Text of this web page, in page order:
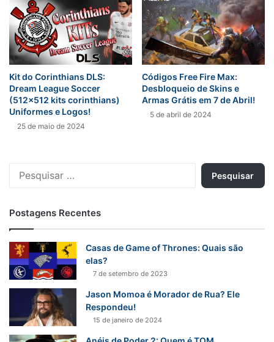
Kit do Corinthians DLS:
Dream League Soccer
(512×512 kits corinthians)
Uniformes e Logos!
25 de maio de 2024
Códigos Free Fire Max:
Desbloqueio de Skins e
Armas Grátis em 7 de Abril!
5 de abril de 2024
Pesquisar
por:
Postagens Recentes
Casas de Game of Thrones: Quais são
elas?
7 de setembro de 2023
Jason Momoa é Morador de Rua? Ele
Respondeu!
15 de janeiro de 2024